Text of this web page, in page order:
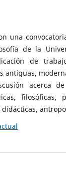
una
de la
de
antiguas,
acerca
filosóficas,